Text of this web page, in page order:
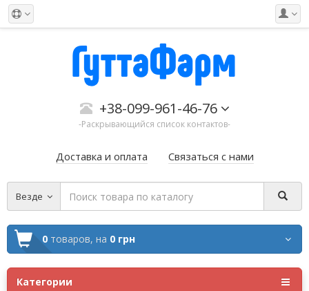
+38-099-961-46-76
-Раскрывающийся список контактов-
Доставка и оплата Связаться с нами
Везде
0 товаров, на 0 грн
Категории